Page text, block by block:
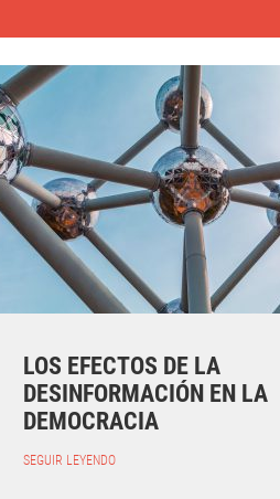
LOS EFECTOS DE LA
DESINFORMACIÓN EN LA
DEMOCRACIA
SEGUIR LEYENDO